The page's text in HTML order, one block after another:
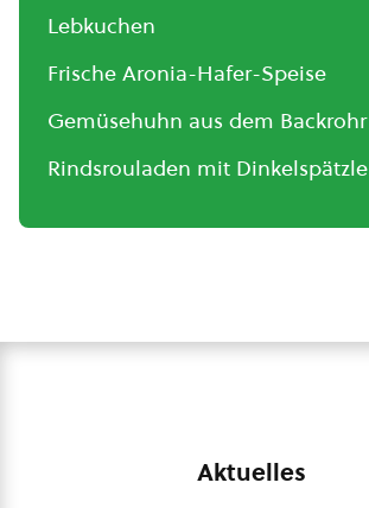
Lebkuchen
Frische Aronia-Hafer-Speise
Gemüsehuhn aus dem Backrohr
Rindsrouladen mit Dinkelspätzle
Aktuelles